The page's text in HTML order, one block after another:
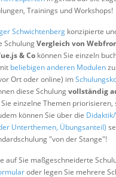
Über uns
Suche
Trainings und Workshops!
Schwichtenberg konzipierte
SchulungVergleich von
& Co können Sie einzeln
beliebigen anderen Modulen
Ort oder online) im
diese Schulungvollständig
einzelne Themen
können Sie über die
Unterthemen, Übungsanteil)
"von der Stange"!
auf Sie maßgeschneiderte
oder legen Sie mehrere